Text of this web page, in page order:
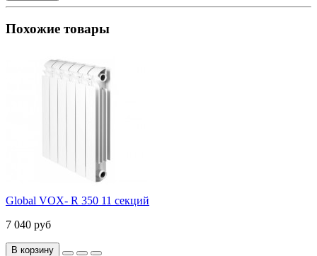
Похожие товары
Global VOX- R 350 11 секций
7 040 руб
В корзину